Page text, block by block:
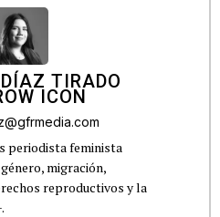
TIRADO
periodista feminista
migración,
reproductivos y la